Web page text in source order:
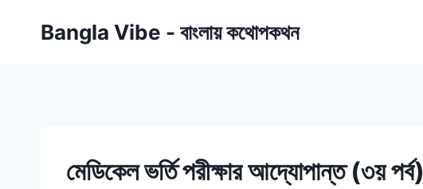
Bangla Vibe - বাংলায় কথোপকথন
মেডিকেল ভর্তি পরীক্ষার আদ্যোপান্ত (৩য় পর্ব)